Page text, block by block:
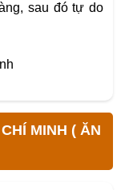
sau đó tự do
MINH ( ĂN